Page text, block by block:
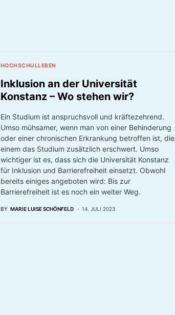
HOCHSCHULLEBEN
Inklusion an der Universität
Konstanz – Wo stehen wir?
Ein Studium ist anspruchsvoll und kräftezehrend.
Umso mühsamer, wenn man von einer Behinderung
oder einer chronischen Erkrankung betroffen ist, die
einem das Studium zusätzlich erschwert. Umso
wichtiger ist es, dass sich die Universität Konstanz
für Inklusion und Barrierefreiheit einsetzt. Obwohl
bereits einiges angeboten wird: Bis zur
Barrierefreiheit ist es noch ein weiter Weg.
BY MARIE LUISE SCHÖNFELD 14. JULI 2023